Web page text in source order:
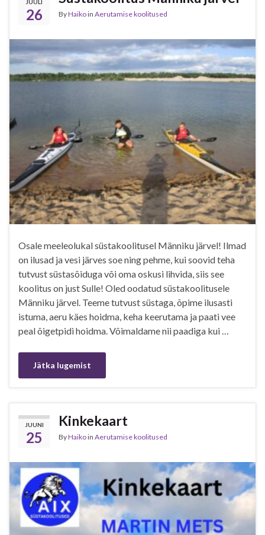
JUULI
26 ByHaikoin Aerutamise koolitused
Osale meeleolukal süstakoolitusel Männiku järvel! Ilmad
on ilusad ja vesi järves soe ning pehme, kui soovid teha
tutvust süstasõiduga või oma oskusi lihvida, siis see
koolitus on just Sulle! Oled oodatud süstakoolitusele
Männiku järvel. Teeme tutvust süstaga, õpime ilusasti
istuma, aeru käes hoidma, keha keerutama ja paati vee
peal õigetpidi hoidma. Võimaldame nii paadiga kui …
Jätka lugemist
JUUNI
25
Kinkekaart
ByHaikoin Aerutamise koolitused